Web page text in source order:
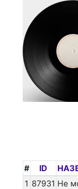
# ID
1 87931 Не